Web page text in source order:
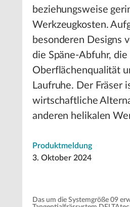
beziehungsweise
Werkzeugkosten.
besonderen Designs
die Späne-Abfuhr, die
Oberflächenqualität
Laufruhe. Der Fräser
wirtschaftliche
anderen helikalen
Produktmeldung
3. Oktober 2024
Das um die Systemgröße 09